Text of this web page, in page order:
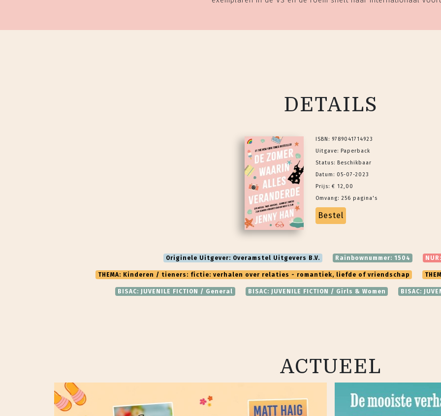
DETAILS
ISBN: 9789041714923
Uitgave: Paperback
Status: Beschikbaar
Datum: 05-07-2023
Prijs: € 12,00
Omvang: 256 pagina's
Bestel
Originele Uitgever: Overamstel Uitgevers B.V. Rainbownummer: 1504
THEMA: Kinderen / tieners: fictie: verhalen over relaties - romantiek, liefde of vriendschap
BISAC: JUVENILE FICTION / General BISAC: JUVENILE FICTION / Girls & Women BISAC:
ACTUEEL